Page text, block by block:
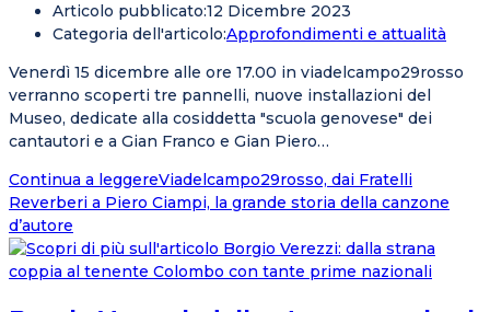
Articolo pubblicato:12 Dicembre 2023
Categoria dell'articolo:Approfondimenti e attualità
Venerdì 15 dicembre alle ore 17.00 in viadelcampo29rosso
verranno scoperti tre pannelli, nuove installazioni del
Museo, dedicate alla cosiddetta "scuola genovese" dei
cantautori e a Gian Franco e Gian Piero…
Continua a leggereViadelcampo29rosso, dai Fratelli
Reverberi a Piero Ciampi, la grande storia della canzone
d’autore